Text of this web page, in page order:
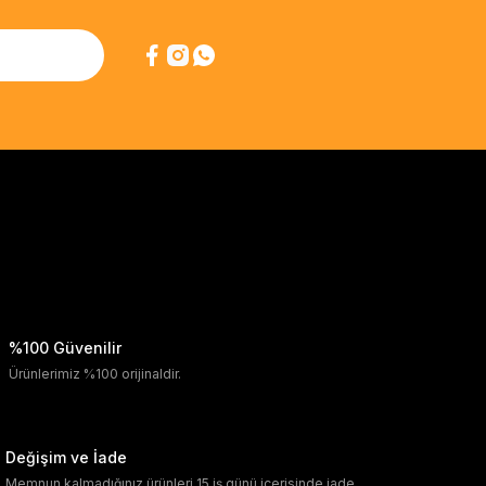
%100 Güvenilir
Ürünlerimiz %100 orijinaldir.
Değişim ve İade
Memnun kalmadığınız ürünleri 15 iş günü içerisinde iade